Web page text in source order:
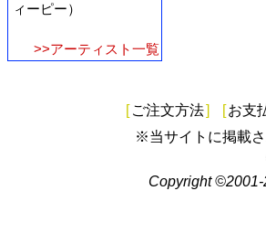
ィーピー）
>>アーティスト一覧
[ ご注文方法] [お支
※当サイトに掲載
Copyright